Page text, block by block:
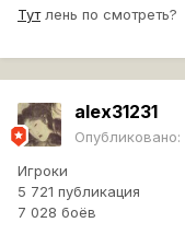
Тутлень по смотреть?
alex31231
Опубликовано:
Игроки
5 721 публикация
7 028 боёв